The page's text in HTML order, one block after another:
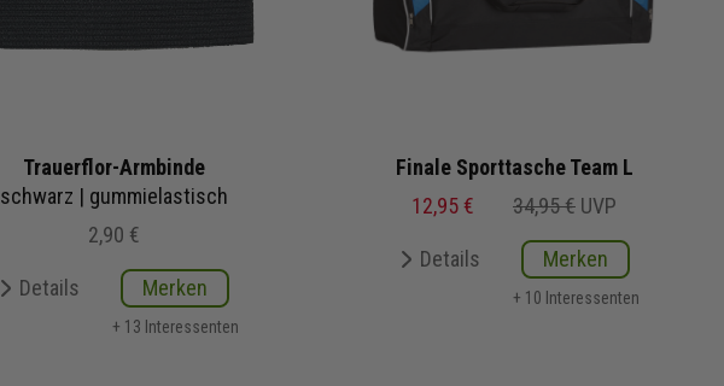
Trauerflor-Armbinde
schwarz | gummielastisch
2,90 €
Details Merken
+ 13 Interessenten
Finale Sporttasche Team L
12,95 €
34,95 € UVP
Details Merken
+ 10 Interessenten